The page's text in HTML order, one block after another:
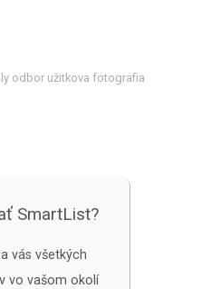
odbor užitkova fotografia
SmartList?
vás všetkých
vo vašom okolí